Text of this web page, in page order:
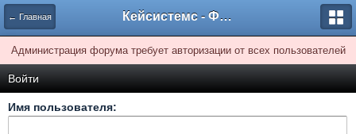
← Главная Кейсистемс - Форумы
Администрация форума требует авторизации от всех пользователей
Войти
Имя пользователя: